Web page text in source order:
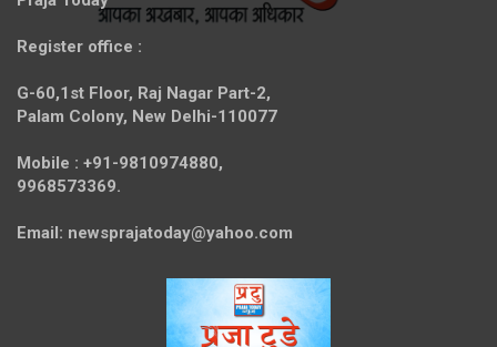
Register office :
G-60,1st Floor, Raj Nagar Part-2,
Palam Colony, New Delhi-110077
Mobile : +91-9810974880,
9968573369.
Email: newsprajatoday@yahoo.com